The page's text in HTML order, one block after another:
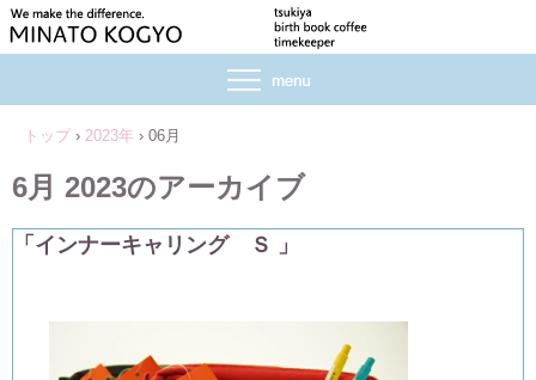
トップ › 2023年 › 06月
6月 2023のアーカイブ
「インナーキャリング Ｓ 」